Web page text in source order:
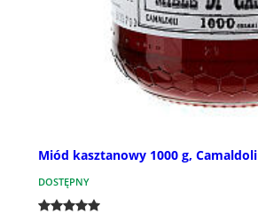
Miód kasztanowy 1000 g, Camaldoli
DOSTĘPNY